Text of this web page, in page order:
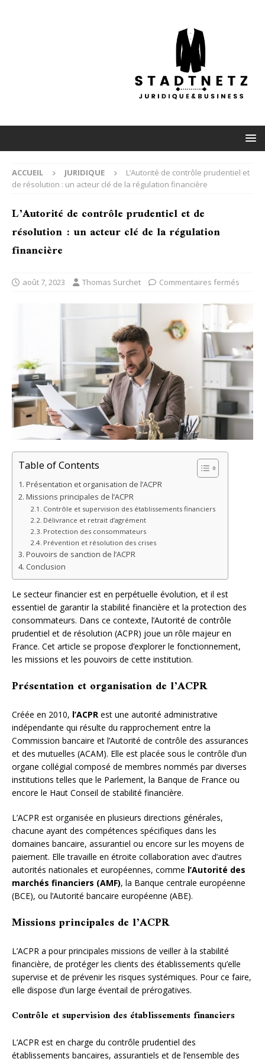
ACCUEIL JURIDIQUE
L’Autorité de contrôle prudentiel et
de résolution : un acteur clé de la régulation financière
L’Autorité de contrôle prudentiel et de
résolution : un acteur clé de la régulation
financière
août 7, 2023 Thomas Surchet Commentaires fermés
Table of Contents
Présentation et organisation de l’ACPR
Missions principales de l’ACPR
Contrôle et supervision des établissements financiers
Délivrance et retrait d’agrément
Protection des consommateurs
Prévention et résolution des crises
Pouvoirs de sanction de l’ACPR
Conclusion
Le secteur financier est en perpétuelle évolution, et il est
essentiel de garantir la stabilité financière et la protection des
consommateurs. Dans ce contexte, l’Autorité de contrôle
prudentiel et de résolution (ACPR) joue un rôle majeur en
France. Cet article se propose d’explorer le fonctionnement,
les missions et les pouvoirs de cette institution.
Présentation et organisation de l’ACPR
Créée en 2010, l’ACPR est une autorité administrative
indépendante qui résulte du rapprochement entre la
Commission bancaire et l’Autorité de contrôle des assurances
et des mutuelles (ACAM). Elle est placée sous le contrôle d’un
organe collégial composé de membres nommés par diverses
institutions telles que le Parlement, la Banque de France ou
encore le Haut Conseil de stabilité financière.
L’ACPR est organisée en plusieurs directions générales,
chacune ayant des compétences spécifiques dans les
domaines bancaire, assurantiel ou encore sur les moyens de
paiement. Elle travaille en étroite collaboration avec d’autres
autorités nationales et européennes, comme l’Autorité des
marchés financiers (AMF), la Banque centrale européenne
(BCE), ou l’Autorité bancaire européenne (ABE).
Missions principales de l’ACPR
L’ACPR a pour principales missions de veiller à la stabilité
financière, de protéger les clients des établissements qu’elle
supervise et de prévenir les risques systémiques. Pour ce faire,
elle dispose d’un large éventail de prérogatives.
Contrôle et supervision des établissements financiers
L’ACPR est en charge du contrôle prudentiel des
établissements bancaires, assurantiels et de l’ensemble des